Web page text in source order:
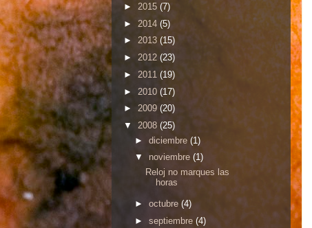
► 2015 (7)
► 2014 (5)
► 2013 (15)
► 2012 (23)
► 2011 (19)
► 2010 (17)
► 2009 (20)
▼ 2008 (25)
► diciembre (1)
▼ noviembre (1)
Reloj no marques las
horas
► octubre (4)
► septiembre (4)